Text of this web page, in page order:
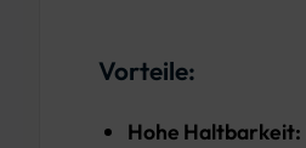
Vorteile:
Hohe Haltbarkeit: